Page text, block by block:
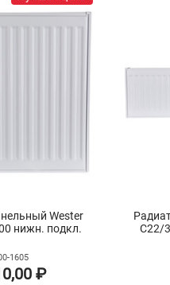
Wester
нижн. подкл.
1605
₽
C22/